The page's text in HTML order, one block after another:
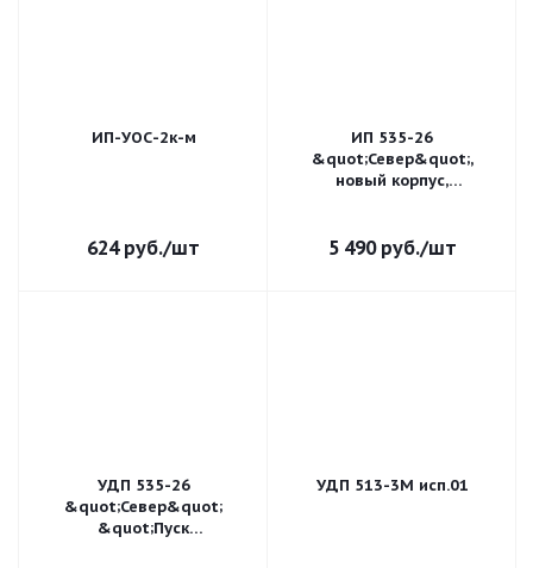
ИП-УОС-2к-м
624руб./шт
ИП 535-26
&quot;Север&quot;,
новый корпус,
5 490руб./шт
УДП 535-26
&quot;Север&quot;
&quot;Пуск
УДП 513-3М исп.01